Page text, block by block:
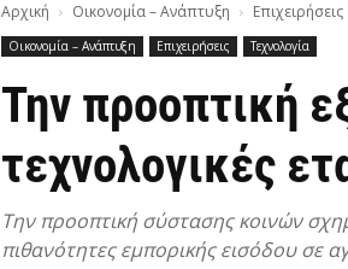
Αρχική Οικονομία – Ανάπτυξη Επιχειρήσεις
Οικονομία – Ανάπτυξη Επιχειρήσεις Τεχνολογία
Την προοπτική
τεχνολογικές
Την προοπτική σύστασης κοινών
πιθανότητες εμπορικής εισόδου σε